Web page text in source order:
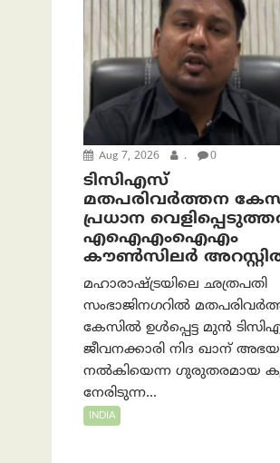
Aug 7, 2026 . 0
ടിസിഎസ്
മതപരിവർത്തന
പ്രധാന
എഐഎംഐഎം
കൗൺസിലർ
മഹാരാഷ്ട്രയിലെ ഛത്രപതി
സംഭാജിനഗറിൽ
കേസിൽ ഉൾപ്പെട്ട മുൻ
ജീവനക്കാരി നിദ ഖാന്
നൽകിയെന്ന ഗുരുതരമായ
നേരിടുന്ന...
INDIA